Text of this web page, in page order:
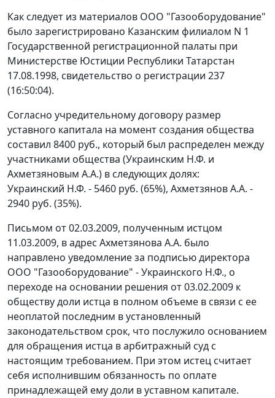
Как следует из материалов ООО "Газооборудование"
было зарегистрировано Казанским филиалом N 1
Государственной регистрационной палаты при
Министерстве Юстиции Республики Татарстан
17.08.1998, свидетельство о регистрации 237
(16:50:04).
Согласно учредительному договору размер
уставного капитала на момент создания общества
составил 8400 руб., который был распределен между
участниками общества (Украинским Н.Ф. и
Ахметзяновым А.А.) в следующих долях:
Украинский Н.Ф. - 5460 руб. (65%), Ахметзянов А.А. -
2940 руб. (35%).
Письмом от 02.03.2009, полученным истцом
11.03.2009, в адрес Ахметзянова А.А. было
направлено уведомление за подписью директора
ООО "Газооборудование" - Украинского Н.Ф., о
переходе на основании решения от 03.02.2009 к
обществу доли истца в полном объеме в связи с ее
неоплатой последним в установленный
законодательством срок, что послужило основанием
для обращения истца в арбитражный суд с
настоящим требованием. При этом истец считает
себя исполнившим обязанность по оплате
принадлежащей ему доли в уставном капитале.